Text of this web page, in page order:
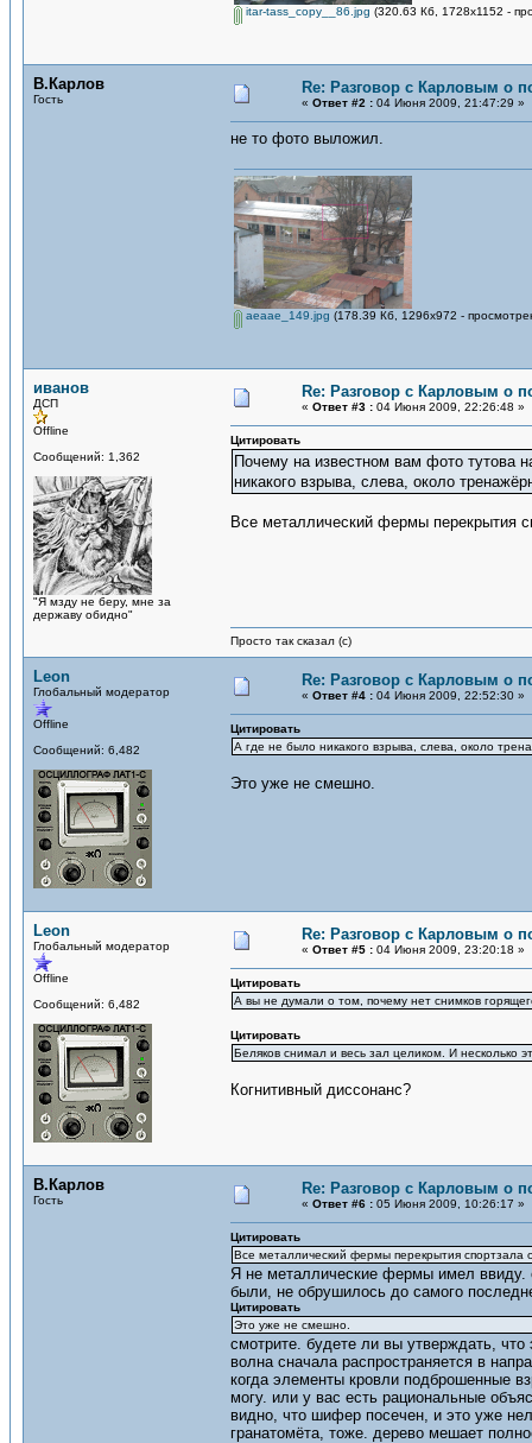
itar-tass_copy__86.jpg (320.63 Кб, 1728x1152 -
В.Карлов
Гость
Re: Разговор с Карловым о
« Ответ #2 : 04 Июня 2009, 21:47:29 »
не то фото выложил.
aeaae_149.jpg (178.39 Кб, 1296x972 -
иванов
ДСП
Offline
Сообщений: 1,362
"Я мзду не беру, мне за
державу обидно"
Re: Разговор с Карловым о
« Ответ #3 : 04 Июня 2009, 22:26:48 »
Цитировать
Почему на известном вам фото тутова
никакого взрыва, слева, около
Все металлический фермы перекрытия
Просто так сказал (с)
Leon
Глобальный модератор
Offline
Сообщений: 6,482
Re: Разговор с Карловым о
« Ответ #4 : 04 Июня 2009, 22:52:30 »
Цитировать
А где не было никакого взрыва, слева, около
Это уже не смешно.
Leon
Глобальный модератор
Offline
Сообщений: 6,482
Re: Разговор с Карловым о
« Ответ #5 : 04 Июня 2009, 23:20:18 »
Цитировать
А вы не думали о том, почему нет снимков
Цитировать
Беляков снимал и весь зал целиком. И несколько
Когнитивный диссонанс?
В.Карлов
Гость
Re: Разговор с Карловым о
« Ответ #6 : 05 Июня 2009, 10:26:17 »
Цитировать
Все металлический фермы перекрытия спортзала
Я не металлические фермы имел ввиду.
были, не обрушилось до самого
Цитировать
Это уже не смешно.
смотрите. будете ли вы утверждать,
волна сначала распространяется в
когда элементы кровли подброшенные
могу. или у вас есть рациональные
видно, что шифер посечен, и это уже
гранатомёта, тоже. дерево мешает